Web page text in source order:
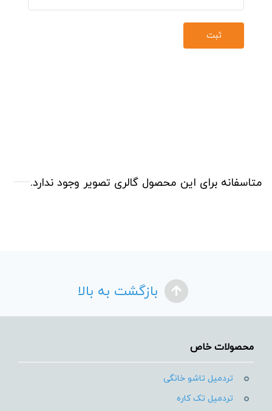
متاسفانه برای این محصول گالری تصویر وجود ندارد.
بازگشت به بالا
محصولات خاص
تردمیل تاشو خانگی
تردمیل تک کاره